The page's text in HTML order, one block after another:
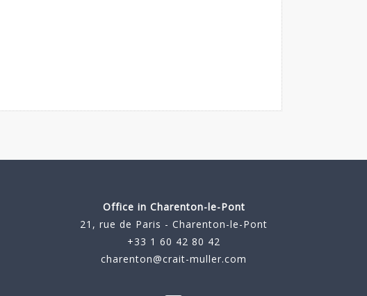
Office in Charenton-le-Pont
21, rue de Paris - Charenton-le-Pont
+33 1 60 42 80 42
charenton@crait-muller.com